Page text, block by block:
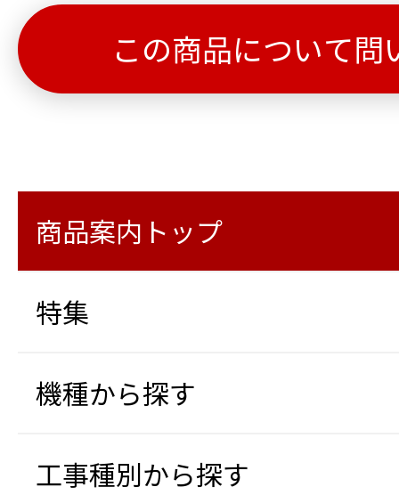
この商品について問
商品案内トップ
特集
機種から探す
工事種別から探す